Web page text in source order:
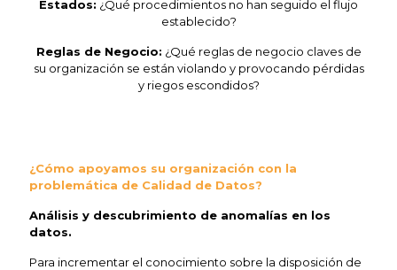
Estados: ¿Qué procedimientos no han seguido el flujo
establecido?
Reglas de Negocio: ¿Qué reglas de negocio claves de
su organización se están violando y provocando pérdidas
y riegos escondidos?
¿Cómo apoyamos su organización con la
problemática de Calidad de Datos?
Análisis y descubrimiento de anomalías en los
datos.
Para incrementar el conocimiento sobre la disposición de